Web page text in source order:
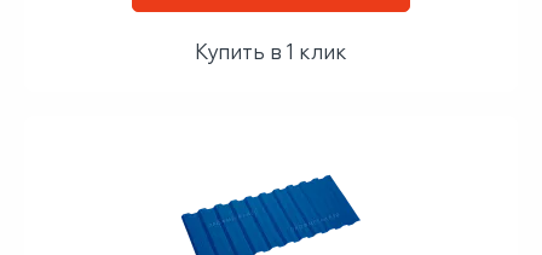
Купить в 1 клик